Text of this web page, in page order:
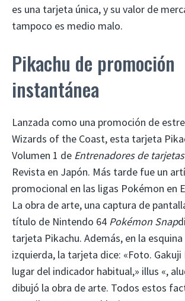
es una tarjeta única, y su valor de
tampoco es medio malo.
Pikachu de promoción
instantánea
Lanzada como una promoción de
Wizards of the Coast, esta tarjeta
Volumen 1 de Entrenadores de
Revista en Japón. Más tarde fue un
promocional en las ligas Pokémon en
La obra de arte, una captura de
título de Nintendo 64 Pokémon Snap
tarjeta Pikachu. Además, en la
izquierda, la tarjeta dice: «Foto.
lugar del indicador habitual,» illus «,
dibujó la obra de arte. Todos estos